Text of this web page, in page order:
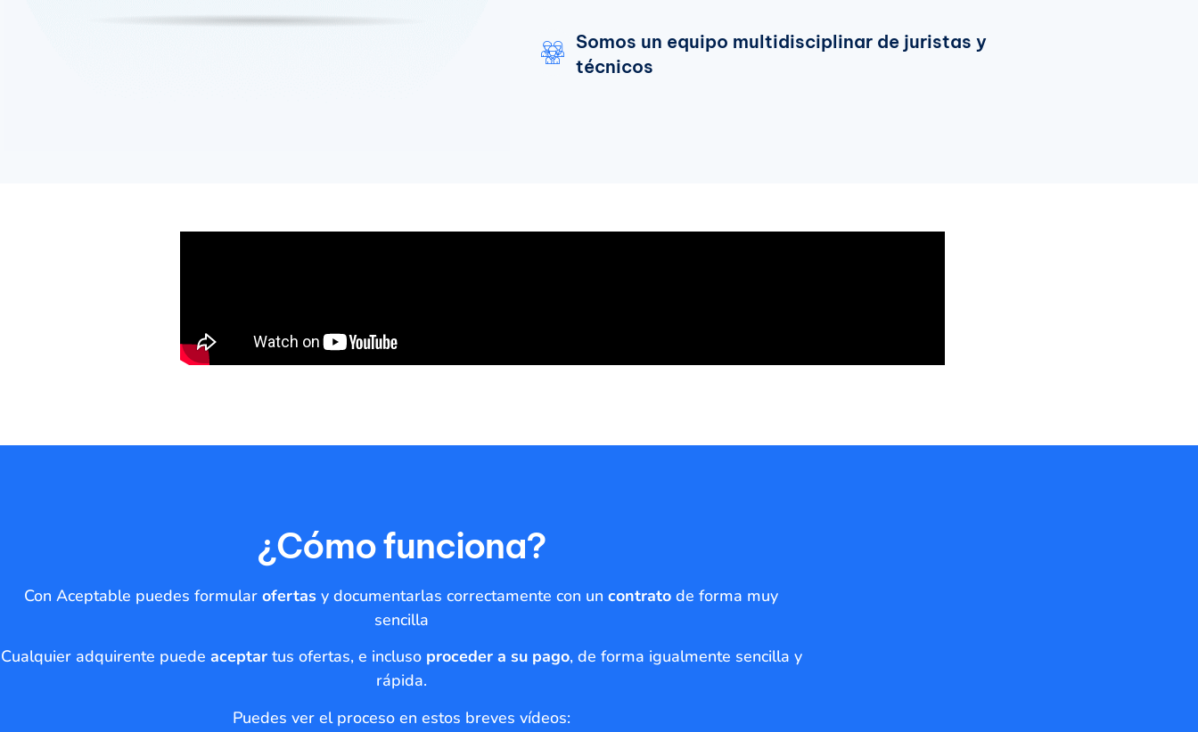
Somos un equipo multidisciplinar de juristas y
técnicos
¿Cómo funciona?
Con Aceptable puedes formular ofertas y documentarlas correctamente con un contrato de forma muy
sencilla
Cualquier adquirente puede aceptar tus ofertas, e incluso proceder a su pago, de forma igualmente sencilla y
rápida.
Puedes ver el proceso en estos breves vídeos: